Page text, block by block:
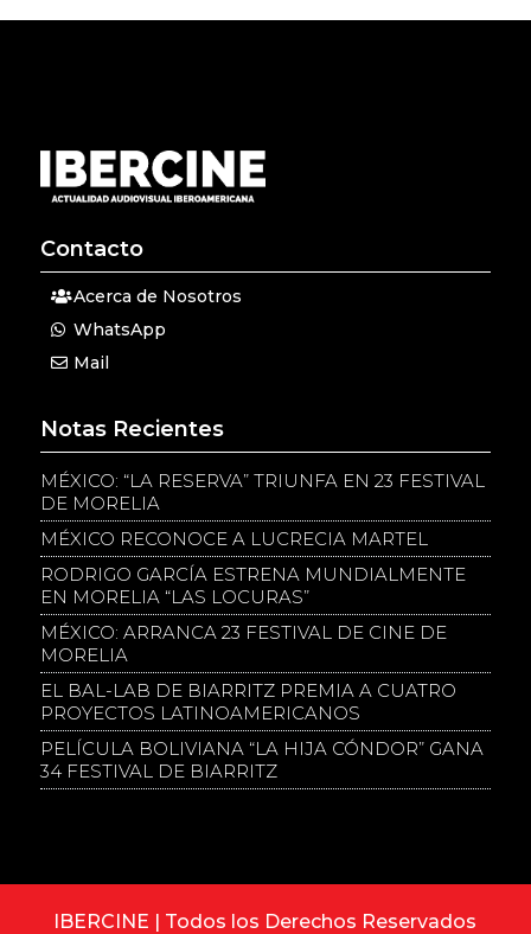
Contacto
Acerca de Nosotros
WhatsApp
Mail
Notas Recientes
MÉXICO: “LA RESERVA” TRIUNFA EN 23 FESTIVAL
DE MORELIA
MÉXICO RECONOCE A LUCRECIA MARTEL
RODRIGO GARCÍA ESTRENA MUNDIALMENTE
EN MORELIA “LAS LOCURAS”
MÉXICO: ARRANCA 23 FESTIVAL DE CINE DE
MORELIA
EL BAL-LAB DE BIARRITZ PREMIA A CUATRO
PROYECTOS LATINOAMERICANOS
PELÍCULA BOLIVIANA “LA HIJA CÓNDOR” GANA
34 FESTIVAL DE BIARRITZ
IBERCINE | Todos los Derechos Reservados